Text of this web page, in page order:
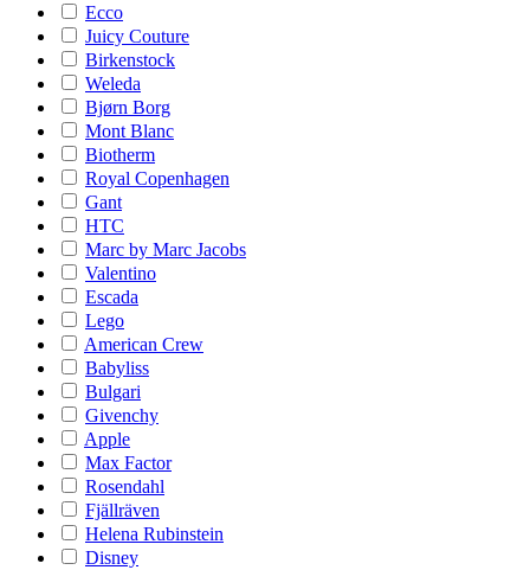
Ecco
Juicy Couture
Birkenstock
Weleda
Bjørn Borg
Mont Blanc
Biotherm
Royal Copenhagen
Gant
HTC
Marc by Marc Jacobs
Valentino
Escada
Lego
American Crew
Babyliss
Bulgari
Givenchy
Apple
Max Factor
Rosendahl
Fjällräven
Helena Rubinstein
Disney